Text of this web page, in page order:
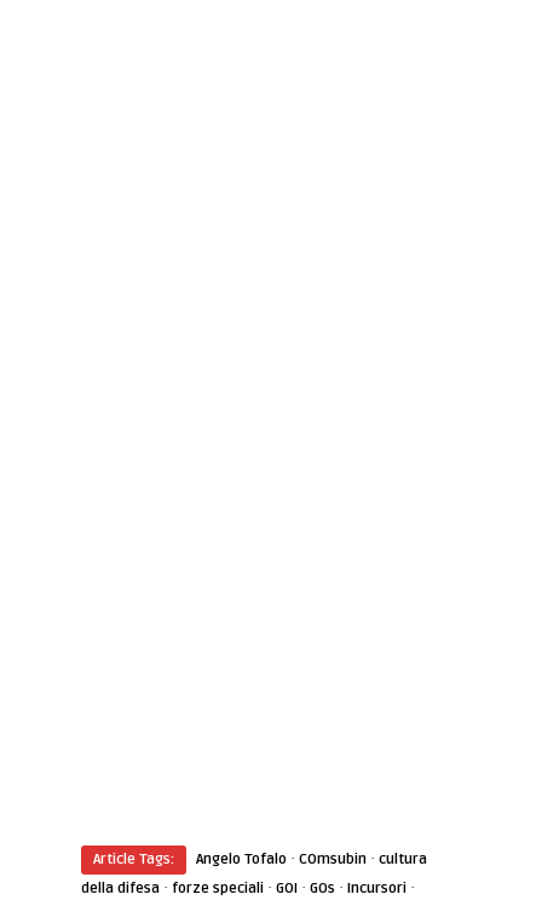
Article Tags: Angelo Tofalo ·COmsubin ·cultura
della difesa · forze speciali ·GOI ·GOs ·Incursori ·